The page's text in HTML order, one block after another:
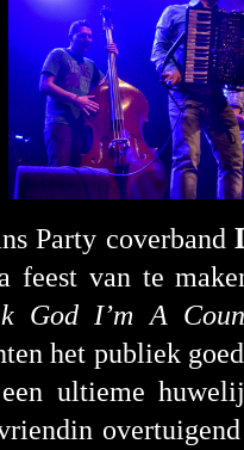
Party coverband
feest van te
God I’m A
het publiek
ultieme
overtuigend